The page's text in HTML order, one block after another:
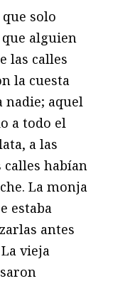
solo
alguien
las calles
la cuesta
nadie; aquel
a todo el
a las
calles habían
La monja
estaba
antes
vieja